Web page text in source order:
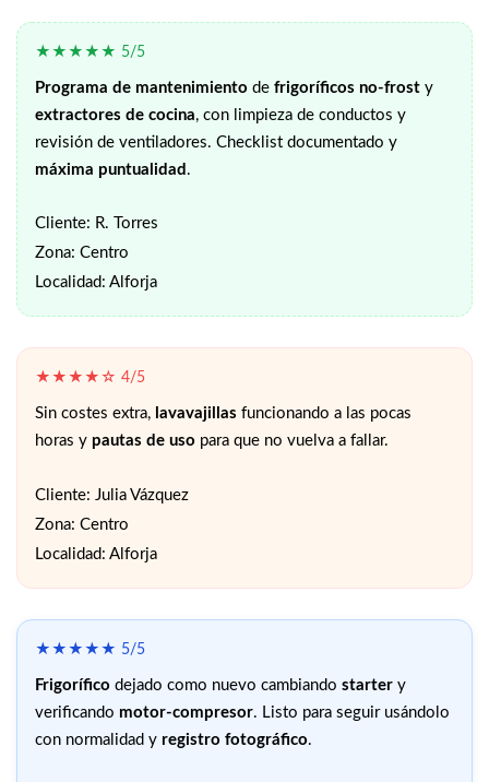
★★★★★ 5/5
Programa de mantenimiento de frigoríficos no-frost y
extractores de cocina, con limpieza de conductos y
revisión de ventiladores. Checklist documentado y
máxima puntualidad .
Cliente: R. Torres
Zona: Centro
Localidad: Alforja
★★★★☆ 4/5
Sin costes extra, lavavajillas funcionando a las pocas
horas y pautas de uso para que no vuelva a fallar.
Cliente: Julia Vázquez
Zona: Centro
Localidad: Alforja
★★★★★ 5/5
Frigorífico dejado como nuevo cambiando starter y
verificando motor-compresor. Listo para seguir usándolo
con normalidad y registro fotográfico.